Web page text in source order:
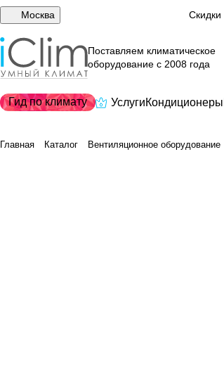
Москва Скидки
Поставляем климатическое
оборудование с 2008 года
Гид по климату УслугиКондиционеры
Главная Каталог Вентиляционное оборудование